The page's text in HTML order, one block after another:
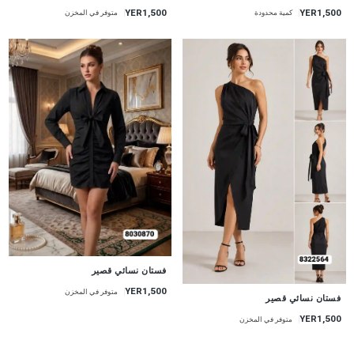
YER1,500 كمية محدودة YER1,500 متوفر في المخزن
فستان نسائي قصير
YER1,500 متوفر في المخزن
جديد
فستان نسائي قصير
YER1,500 متوفر في المخزن